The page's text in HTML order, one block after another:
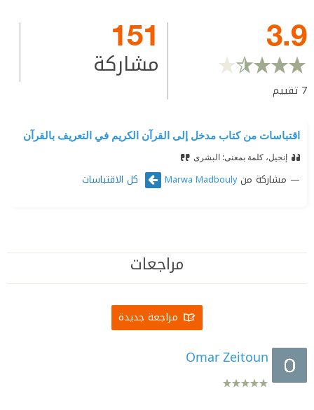
3.9
7 تقييم
151
مشاركة
اقتباسات من كتاب مدخل إلى القرآن الكريم في التعريف بالقرآن
إنجيل، كلمة بمعنى: البشرى
مشاركة منMarwa Madbouly كل الاقتباسات
مراجعات
مراجعة جديدة
Omar Zeitoun